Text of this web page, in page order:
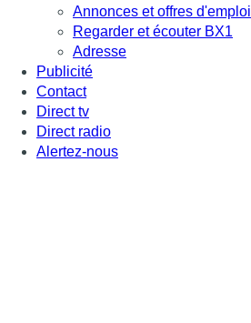
Annonces et offres d'emploi
Regarder et écouter BX1
Adresse
Publicité
Contact
Direct tv
Direct radio
Alertez-nous